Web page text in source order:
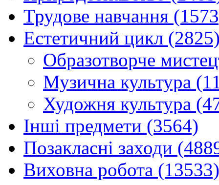
Трудове навчання
Естетичний цикл
Образотворче
Музична культура
Художня культура
Інші предмети (3564)
Позакласні заходи
Виховна робота (13533)